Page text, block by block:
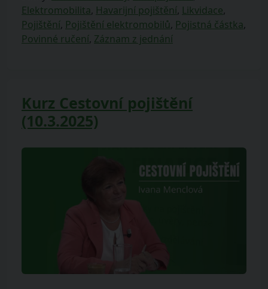
Elektromobilita, Havarijní pojištění, Likvidace,
Pojištění, Pojištění elektromobilů, Pojistná částka,
Povinné ručení, Záznam z jednání
Kurz Cestovní pojištění
(10.3.2025)